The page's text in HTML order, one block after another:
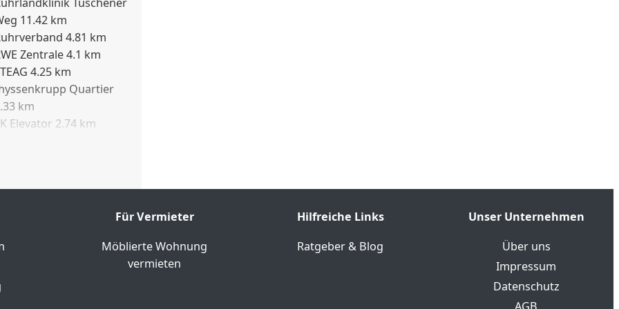
Einzelpersonen,
oder Klinikgäste.
sorgen
ruhigen Lage, der
zu öffentlichen
perfekt für Kurz- und
Waschmaschine
Balkon 33qm
Weg 11.42 km
4.81 km
Zentrale 4.1 km
4.25 km
Quartier
km
Elevator 2.74 km
Für Vermieter
Möblierte Wohnung
vermieten
Hilfreiche Links
Ratgeber & Blog
Unser Unternehmen
Über uns
Impressum
Datenschutz